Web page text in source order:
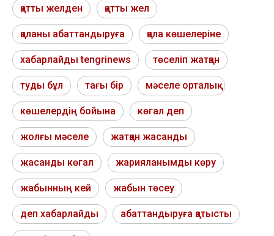
қатты желден қатты жел
қаланы абаттандыруға қала көшелеріне
хабарлайды tengrinews төселіп жатқан
туды бұл тағы бір мәселе орталық
көшелердің бойына көгал деп
жолғы мәселе жатқан жасанды
жасанды көгал жарияланымды көру
жабынның кей жабын төсеу
деп хабарлайды абаттандыруға қатысты